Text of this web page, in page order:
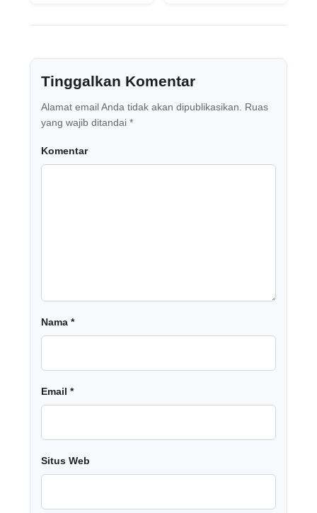
Tinggalkan Komentar
Alamat email Anda tidak akan dipublikasikan.
Ruas
yang wajib ditandai *
Komentar
Nama *
Email *
Situs Web